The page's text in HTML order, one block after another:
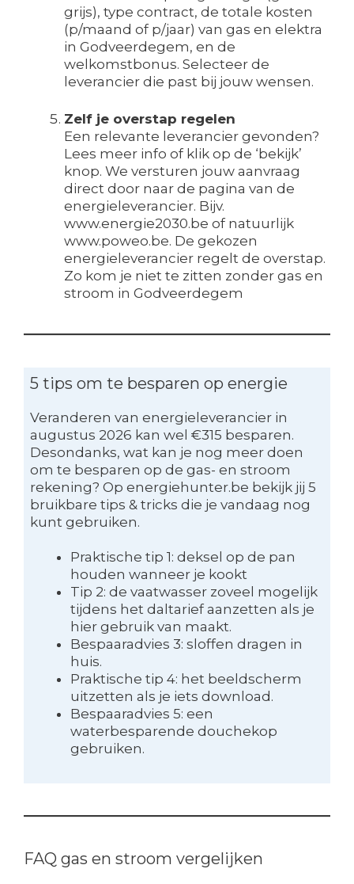
grijs), type contract, de totale kosten
(p/maand of p/jaar) van gas en elektra
in Godveerdegem, en de
welkomstbonus. Selecteer de
leverancier die past bij jouw wensen.
Zelf je overstap regelen
Een relevante leverancier gevonden?
Lees meer info of klik op de ‘bekijk’
knop. We versturen jouw aanvraag
direct door naar de pagina van de
energieleverancier. Bijv.
www.energie2030.be of natuurlijk
www.poweo.be. De gekozen
energieleverancier regelt de overstap.
Zo kom je niet te zitten zonder gas en
stroom in Godveerdegem
5 tips om te besparen op energie
Veranderen van energieleverancier in
augustus 2026 kan wel €315 besparen.
Desondanks, wat kan je nog meer doen
om te besparen op de gas- en stroom
rekening? Op energiehunter.be bekijk jij 5
bruikbare tips & tricks die je vandaag nog
kunt gebruiken.
Praktische tip 1: deksel op de pan
houden wanneer je kookt
Tip 2: de vaatwasser zoveel mogelijk
tijdens het daltarief aanzetten als je
hier gebruik van maakt.
Bespaaradvies 3: sloffen dragen in
huis.
Praktische tip 4: het beeldscherm
uitzetten als je iets download.
Bespaaradvies 5: een
waterbesparende douchekop
gebruiken.
FAQ gas en stroom vergelijken